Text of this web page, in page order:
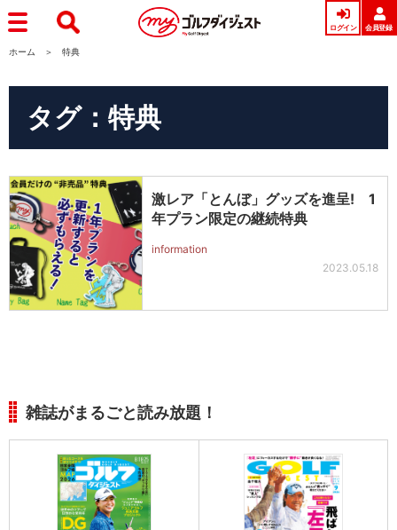
ログイン 会員登録
ホーム 特典
タグ：特典
激レア「とんぼ」グッズを進呈! 1
年プラン限定の継続特典
information
2023.05.18
雑誌がまるごと読み放題！